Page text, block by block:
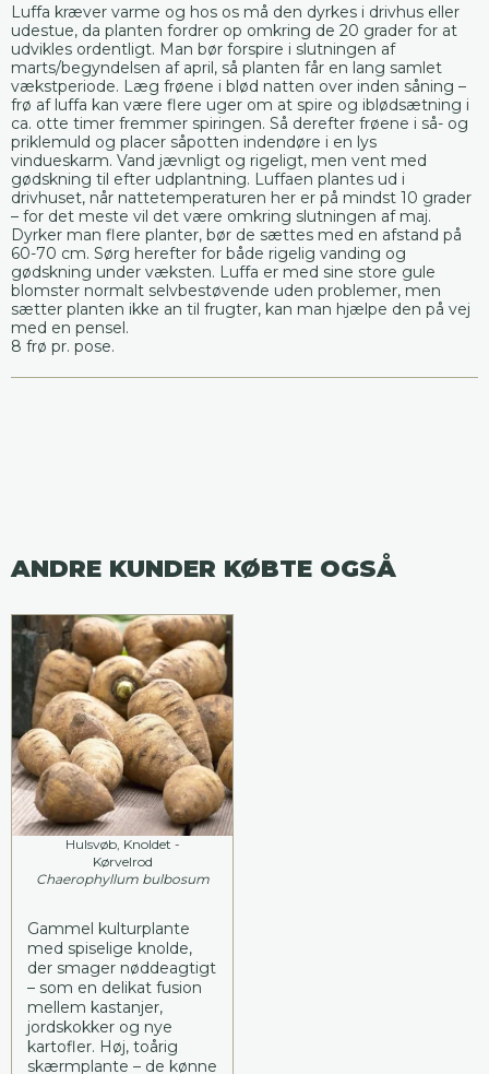
Luffa kræver varme og hos os må den dyrkes i drivhus eller
udestue, da planten fordrer op omkring de 20 grader for at
udvikles ordentligt. Man bør forspire i slutningen af
marts/begyndelsen af april, så planten får en lang samlet
vækstperiode. Læg frøene i blød natten over inden såning –
frø af luffa kan være flere uger om at spire og iblødsætning i
ca. otte timer fremmer spiringen. Så derefter frøene i så- og
priklemuld og placer såpotten indendøre i en lys
vindueskarm. Vand jævnligt og rigeligt, men vent med
gødskning til efter udplantning. Luffaen plantes ud i
drivhuset, når nattetemperaturen her er på mindst 10 grader
– for det meste vil det være omkring slutningen af maj.
Dyrker man flere planter, bør de sættes med en afstand på
60-70 cm. Sørg herefter for både rigelig vanding og
gødskning under væksten. Luffa er med sine store gule
blomster normalt selvbestøvende uden problemer, men
sætter planten ikke an til frugter, kan man hjælpe den på vej
med en pensel.
8 frø pr. pose.
ANDRE KUNDER KØBTE OGSÅ
Hulsvøb, Knoldet -
Kørvelrod
Chaerophyllum bulbosum
Gammel kulturplante
med spiselige knolde,
der smager nøddeagtigt
– som en delikat fusion
mellem kastanjer,
jordskokker og nye
kartofler. Høj, toårig
skærmplante – de kønne